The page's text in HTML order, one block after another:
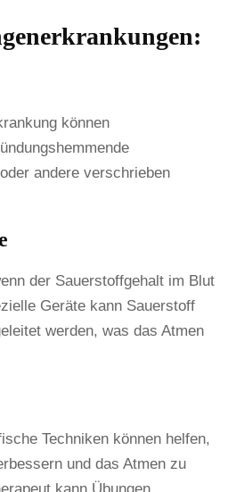
:
können
andere verschrieben
der Sauerstoffgehalt im Blut
Geräte kann Sauerstoff
werden, was das Atmen
Techniken können helfen,
und das Atmen zu
kann Übungen